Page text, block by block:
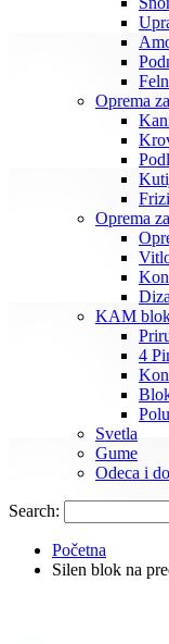
Oprema
Oprema
KAM
4
Svetla
Gume
Odeca i
Search:
Početna
Silen blok na